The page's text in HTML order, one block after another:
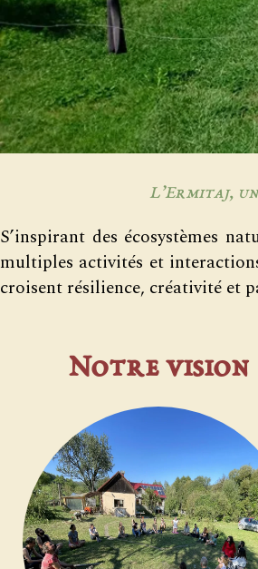
L’Ermitaj,
S’inspirant des écosystèmes
multiples activités et
croisent résilience, créativité et
Notre vision